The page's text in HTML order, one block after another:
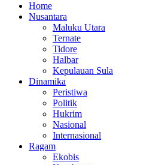
Home
Nusantara
Maluku Utara
Ternate
Tidore
Halbar
Kepulauan Sula
Dinamika
Peristiwa
Politik
Hukrim
Nasional
Internasional
Ragam
Ekobis